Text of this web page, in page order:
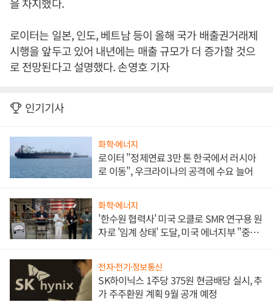
로이터는 일본, 인도, 베트남 등이 올해 국가 배출권거래제
시행을 앞두고 있어 내년에는 매출 규모가 더 증가할 것으
로 전망된다고 설명했다. 손영호 기자
인기기사
화학·에너지
로이터 "정제연료 3만 톤 한국에서 러시아
로 이동", 우크라이나의 공격에 수요 늘어
화학·에너지
'한수원 협력사' 미국 오클로 SMR 연구용 원
자로 '임계 상태' 도달, 미국 에너지부 "중요
전자·전기·정보통신
SK하이닉스 1주당 375원 현금배당 실시, 추
가 주주환원 계획 9월 공개 예정